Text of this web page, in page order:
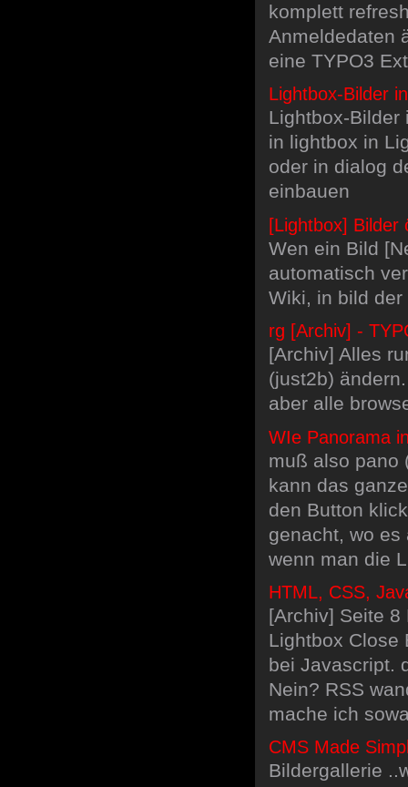
komplett
Anmeldedaten
eine TYPO3
Lightbox-Bilder
Lightbox-Bilder
in lightbox in
oder in dialog
einbauen
[Lightbox] Bilder
Wen ein Bild
automatisch
Wiki, in bild
rg [Archiv] -
[Archiv] Alles
(just2b)
aber alle
WIe Panorama
muß also pano
kann das
den Button
genacht, wo es
wenn man die
HTML, CSS,
[Archiv] Seite 8
Lightbox Close
bei Javascript.
Nein? RSS
mache ich
CMS Made
Bildergallerie